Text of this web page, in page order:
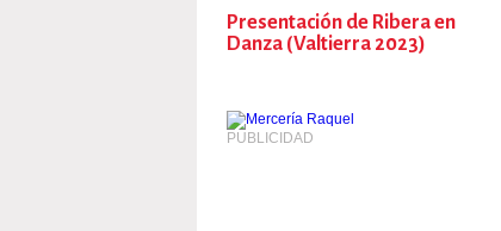
Presentación de Ribera en
Danza (Valtierra 2023)
PUBLICIDAD